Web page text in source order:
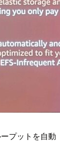
プットを自動